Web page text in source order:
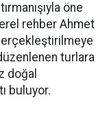
öne
rehber Ahmet
turlara
doğal
buluyor.